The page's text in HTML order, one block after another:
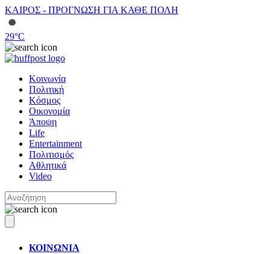
ΚΑΙΡΟΣ - ΠΡΟΓΝΩΣΗ ΓΙΑ ΚΑΘΕ ΠΟΛΗ
29°C
Κοινωνία
Πολιτική
Κόσμος
Οικονομία
Άποψη
Life
Entertainment
Πολιτισμός
Αθλητικά
Video
ΚΟΙΝΩΝΙΑ